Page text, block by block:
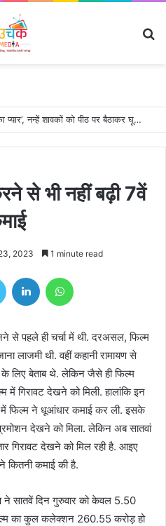
बारनवापारा अभ्यारण्य में दिखा ‘मां का प्यार’, नन्हें शावकों को पीठ पर बैठाकर घूमती दिखी मादा भालू
से भी नहीं बढ़ी 7वें
2023 1 minute read
Twitter LinkedIn
से पहले ही चर्चा में थी. दरअसल, फिल्म
लाजमी थी. वहीं कहानी रामायण से
लिए बेताब थे. लेकिन जैसे ही फिल्म
में गिरावट देखने को मिली. हालांकि इन
में फिल्म ने धूआंधार कमाई कर ली. इसके
देखने को मिला. लेकिन अब सातवां
गिरावट देखने को मिल रही है. आइए
कितनी कमाई की है.
सातवें दिन गुरुवार को केवल 5.50
का कुल कलेक्शन 260.55 करोड़ हो